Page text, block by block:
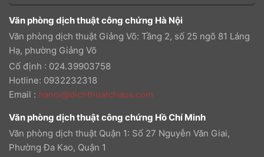
Văn phòng dịch thuật công chứng Hà Nội
Văn phòng dịch thuật Giảng Võ: Tầng 2, số 25 ngõ 81 Láng
Hạ, phường Giảng Võ
Cố định : 024.39903758
Hotline: 0932232318
Email : hanoi@dichthuatchaua.com
Văn phòng dịch thuật công chứng Hồ Chí Minh
Văn phòng dịch thuật Quận 1: Số 27 Nguyễn Văn Giai,
Phường Đa Kao, Quận 1